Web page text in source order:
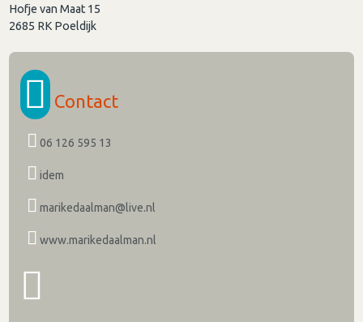
Hofje van Maat 15
2685 RK Poeldijk
Contact
06 126 595 13
idem
marikedaalman@live.nl
www.marikedaalman.nl